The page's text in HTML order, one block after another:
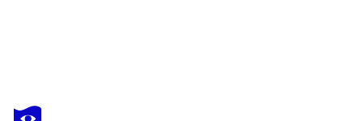
ALEXANDER